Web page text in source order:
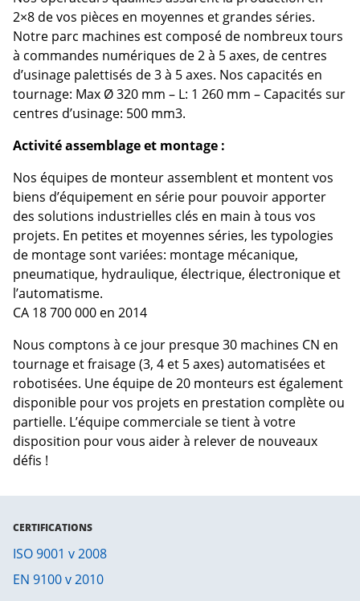
2×8 de vos pièces en moyennes et grandes séries.
Notre parc machines est composé de nombreux tours
à commandes numériques de 2 à 5 axes, de centres
d’usinage palettisés de 3 à 5 axes. Nos capacités en
tournage: Max Ø 320 mm – L: 1 260 mm – Capacités sur
centres d’usinage: 500 mm3.
Activité assemblage et montage :
Nos équipes de monteur assemblent et montent vos
biens d’équipement en série pour pouvoir apporter
des solutions industrielles clés en main à tous vos
projets. En petites et moyennes séries, les typologies
de montage sont variées: montage mécanique,
pneumatique, hydraulique, électrique, électronique et
l’automatisme.
CA 18 700 000 en 2014
Nous comptons à ce jour presque 30 machines CN en
tournage et fraisage (3, 4 et 5 axes) automatisées et
robotisées. Une équipe de 20 monteurs est également
disponible pour vos projets en prestation complète ou
partielle. L’équipe commerciale se tient à votre
disposition pour vous aider à relever de nouveaux
défis !
CERTIFICATIONS
ISO 9001 v 2008
EN 9100 v 2010